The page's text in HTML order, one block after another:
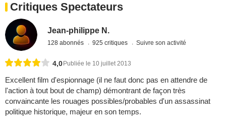
Critiques Spectateurs
Jean-philippe N.
128 abonnés 925 critiques Suivre son activité
4,0 Publiée le 10 juillet 2013
Excellent film d'espionnage (il ne faut donc pas en attendre de
l'action à tout bout de champ) démontrant de façon très
convaincante les rouages possibles/probables d'un assassinat
politique historique, majeur en son temps.